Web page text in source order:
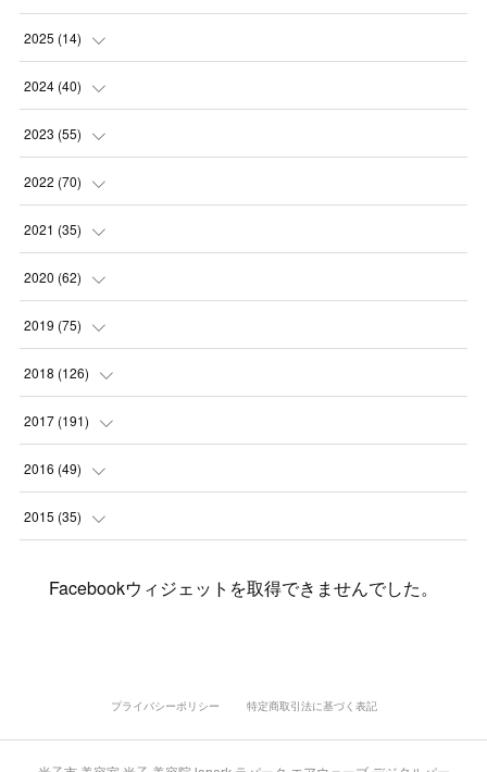
(1
2025 (14)
(10 )
(1
(1
(2
2024 (40)
(1
(1
(3
(2
(1)
(5)
(8)
2023 (55)
(2
(4
(3
(3
(8)
(6)
2022 (70)
(7
(11 )
(8
(1)
(3)
2021 (35)
(5
(7
(5)
(3)
(3)
2020 (62)
(6
(9)
(7)
(4
(6)
2019 (75)
(1)
(2)
(6
(7
(15)
(10)
2018 (126)
(6)
(12 )
(7
(8)
2017 (191)
(12 )
(11 )
(23)
2016 (49)
(2
(3)
2015 (35)
(3)
Facebookウィジェットを取得できませんでした。
プライバシーポリシー 特定商取引法に基づく表記